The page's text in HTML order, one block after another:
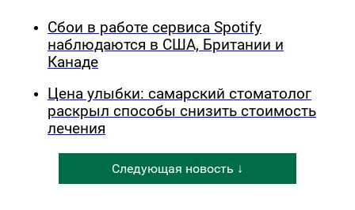
Сбои в работе сервиса Spotify
наблюдаются в США, Британии и
Канаде
Цена улыбки: самарский стоматолог
раскрыл способы снизить стоимость
лечения
Следующая новость ↓